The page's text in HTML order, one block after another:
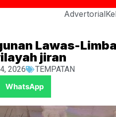
Advertorial
Lawas-
jiran
2026
TEMPATAN
WhatsApp